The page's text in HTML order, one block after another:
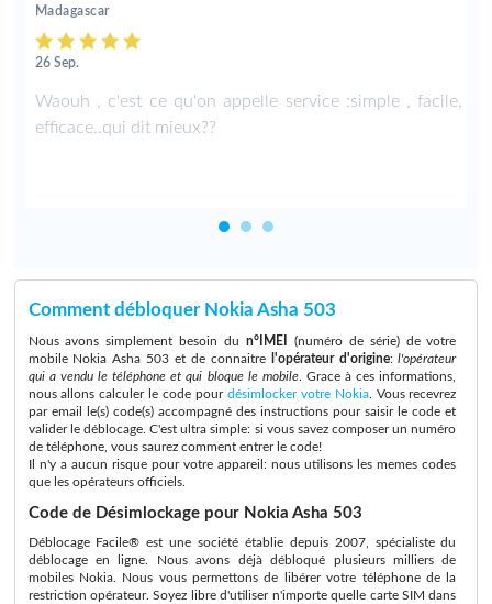
Madagascar
26 Sep.
Waouh , c'est ce qu'on appelle service :simple , facile,
efficace..qui dit mieux??
Comment débloquer Nokia Asha 503
Nous avons simplement besoin du n°IMEI
(numéro de série) de votre
mobile Nokia Asha 503 et de connaitre
l'opérateur d'origine:l'opérateur
qui a vendu le téléphone et qui bloque le mobile. Grace à ces informations,
nous allons calculer le code pour désimlocker votre Nokia. Vous recevrez
par email le(s) code(s) accompagné des instructions pour saisir le code et
valider le déblocage. C'est ultra simple: si vous savez composer un numéro
de téléphone, vous saurez comment entrer le code!
Il n'y a aucun risque pour votre appareil: nous utilisons les memes codes
que les opérateurs officiels.
Code de Désimlockage pour Nokia Asha 503
Déblocage Facile® est une société établie depuis 2007, spécialiste du
déblocage en ligne. Nous avons déjà débloqué plusieurs milliers de
mobiles Nokia. Nous vous permettons de libérer votre téléphone de la
restriction opérateur. Soyez libre d'utiliser n'importe quelle carte SIM dans